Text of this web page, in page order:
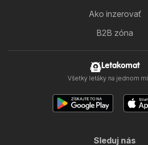
Ako inzerovať
B2B zóna
Letakomat
Všetky letáky na jednom
Sleduj nás